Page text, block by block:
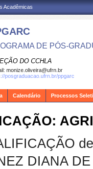
Acadêmicas
DE PÓS-
DO CCHLA
monize.oliveira@ufrn.br
posgraduacao.ufrn.br/ppgarc
Calendário Processos
DIANA